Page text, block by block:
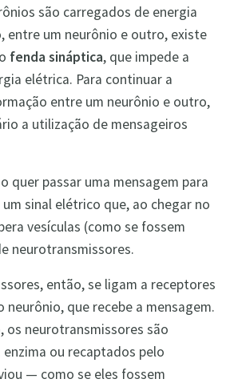
são carregados de energia
entre um neurônio e outro, existe
fenda sináptica, que impede a
elétrica. Para continuar a
entre um neurônio e outro,
a utilização de mensageiros
quer passar uma mensagem para
sinal elétrico que, ao chegar no
vesículas (como se fossem
neurotransmissores.
então, se ligam a receptores
neurônio, que recebe a mensagem.
os neurotransmissores são
ou recaptados pelo
— como se eles fossem